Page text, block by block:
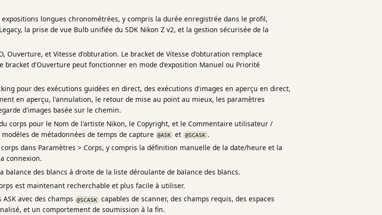
longues chronométrées, y compris la durée enregistrée dans le profil,
la prise de vue Bulb unifiée du SDK Nikon Z v2, et la gestion sécurisée de la
Ouverture, et Vitesse d'obturation. Le bracket de Vitesse d'obturation remplace
bracket d'Ouverture peut fonctionner en mode d'exposition Manuel ou Priorité
pour des exécutions guidées en direct, des exécutions d'images en aperçu en direct,
en aperçu, l'annulation, le retour de mise au point au mieux, les paramètres
d'images basée sur le chemin.
corps pour le Nom de l'artiste Nikon, le Copyright, et le Commentaire utilisateur /
de métadonnées de temps de capture
@ASK et @SCASK .
dans Paramètres > Corps, y compris la définition manuelle de la date/heure et la
connexion.
des blancs à droite de la liste déroulante de balance des blancs.
est maintenant recherchable et plus facile à utiliser.
avec des champs
@SCASK
capables de scanner, des champs requis, des espaces
et un comportement de soumission à la fin.